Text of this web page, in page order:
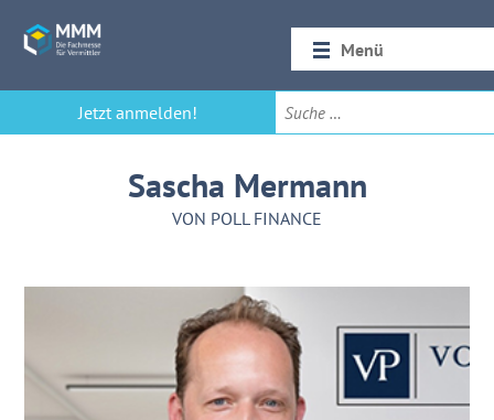
Menü
Startseite
Rückblick 2026
Jetzt anmelden!
Sascha Mermann
VON POLL FINANCE